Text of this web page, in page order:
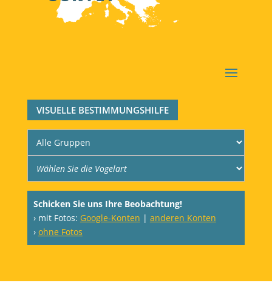
VISUELLE BESTIMMUNGSHILFE
Schicken Sie uns Ihre Beobachtung!
› mit Fotos: Google-Konten | anderen Konten
› ohne Fotos